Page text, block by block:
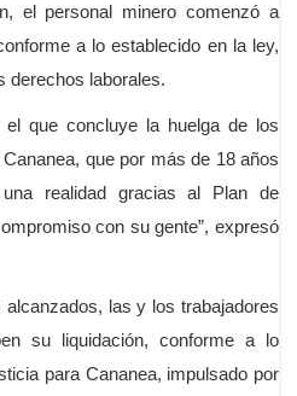
el personal minero comenzó a
a lo establecido en la ley,
derechos laborales.
el que concluye la huelga de los
que por más de 18 años
realidad gracias al Plan de
con su gente”, expresó
las y los trabajadores
su liquidación, conforme a lo
para Cananea, impulsado por